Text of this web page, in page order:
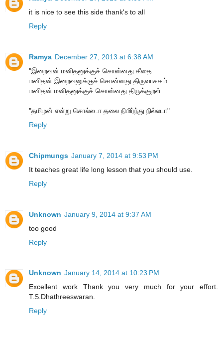
it is nice to see this side thank's to all
Reply
Ramya December 27, 2013 at 6:38 AM
"இறைவன் மனிதனுக்குச் சொன்னது கீதை
மனிதன் இறைவனுக்குச் சொன்னது திருவாசகம்
மனிதன் மனிதனுக்குச் சொன்னது திருக்குறள்
"தமிழன் என்று சொல்லடா தலை நிமிர்ந்து நில்லடா"
Reply
Chipmungs January 7, 2014 at 9:53 PM
It teaches great life long lesson that you should use.
Reply
Unknown January 9, 2014 at 9:37 AM
too good
Reply
Unknown January 14, 2014 at 10:23 PM
Excellent work Thank you very much for your effort.
T.S.Dhathreeswaran.
Reply